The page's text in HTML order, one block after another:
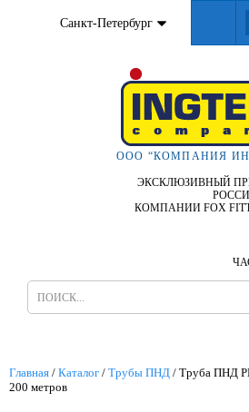
Санкт-Петербург
ООО “КОМПАНИЯ
ЭКСКЛЮЗИВНЫЙ
КОМПАНИИ FOX
Главная / Каталог / Трубы ПНД / Труба ПНД
200 метров